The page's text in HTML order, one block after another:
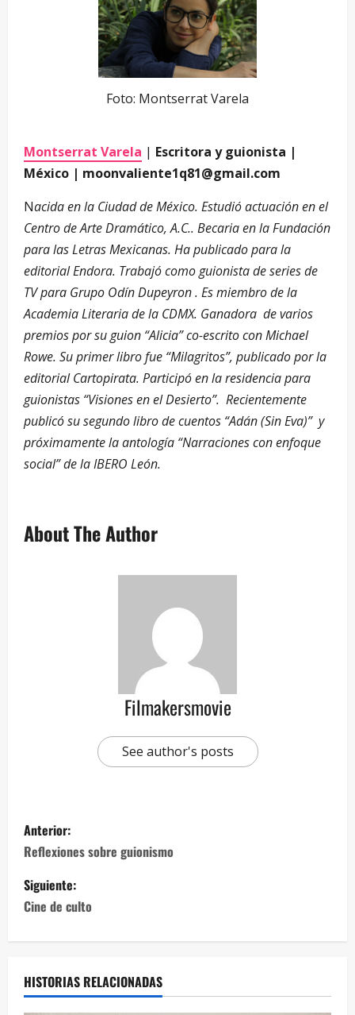
Foto: Montserrat Varela
Montserrat Varela | Escritora y guionista |
México | moonvaliente1q81@gmail.com
Nacida en la Ciudad de México. Estudió actuación en el
Centro de Arte Dramático, A.C.. Becaria en la Fundación
para las Letras Mexicanas. Ha publicado para la
editorial Endora. Trabajó como guionista de series de
TV para Grupo Odín Dupeyron . Es miembro de la
Academia Literaria de la CDMX. Ganadora de varios
premios por su guion “Alicia” co-escrito con Michael
Rowe. Su primer libro fue “Milagritos”, publicado por la
editorial Cartopirata. Participó en la residencia para
guionistas “Visiones en el Desierto”. Recientemente
publicó su segundo libro de cuentos “Adán (Sin Eva)” y
próximamente la antología “Narraciones con enfoque
social” de la IBERO León.
About The Author
Filmakersmovie
See author's posts
Anterior:
Reflexiones sobre guionismo
Siguiente:
Cine de culto
HISTORIAS RELACIONADAS